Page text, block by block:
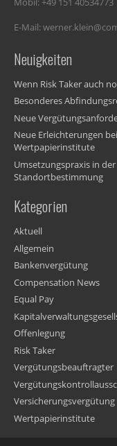
E-Mail:
Neuigkeiten
Wenn Risk Taker auch
Besonderes
Neue
Neue Erleichterungen
Wertpapierinstitute
Umsetzungspraxis in
Standortbestimmung
Kategorien
Aktuell
Allgemein
Bankenvergütung
Compensation News
Equal Pay
Offenlegung
Risk Taker
Vergütungsbeauftragter
Versicherungsvergütung
Wertpapierinstitute